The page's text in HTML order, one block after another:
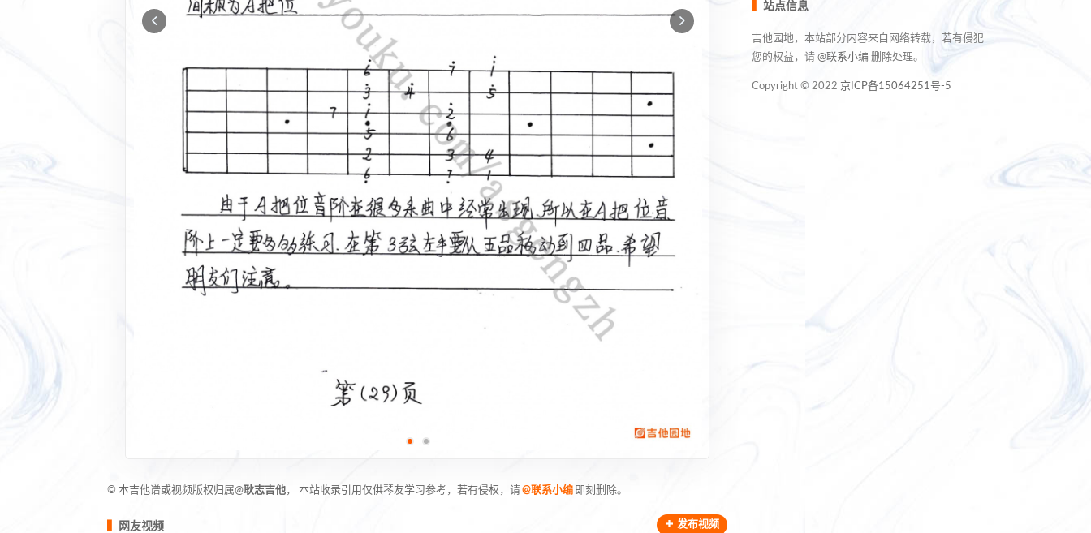
© 本吉他谱或视频版权归属@耿志吉他， 本站收录引用仅供琴友学习参考，若有侵权，请@联系小编 即刻删除。
网友视频 发布视频
站点信息
吉他园地，本站部分内容来自网络转载，若有侵犯
您的权益，请 @联系小编 删除处理。
Copyright © 2022 京ICP备15064251号-5